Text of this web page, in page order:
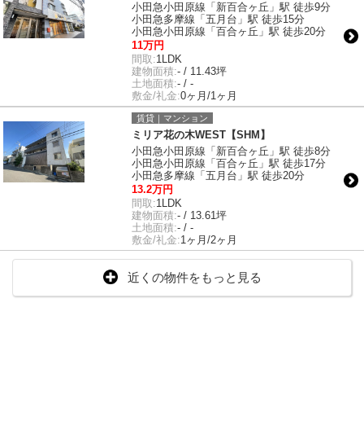
小田急小田原線「新百合ヶ丘」駅 徒歩9分
小田急多摩線「五月台」駅 徒歩15分
小田急小田原線「百合ヶ丘」駅 徒歩20分
11万円
間取:1LDK
建物面積:- / 11.43坪
土地面積:- / -
敷金/礼金:0ヶ月/1ヶ月
賃貸｜マンション
ミリア花の木WEST【SHM】
小田急小田原線「新百合ヶ丘」駅 徒歩8分
小田急小田原線「百合ヶ丘」駅 徒歩17分
小田急多摩線「五月台」駅 徒歩20分
13.2万円
間取:1LDK
建物面積:- / 13.61坪
土地面積:- / -
敷金/礼金:1ヶ月/2ヶ月
近くの物件をもっと見る